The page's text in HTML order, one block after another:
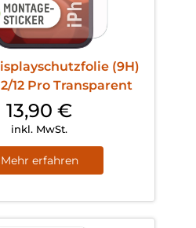
(9H)
12 Pro Transparent
13,90€
inkl. MwSt.
Mehr erfahren